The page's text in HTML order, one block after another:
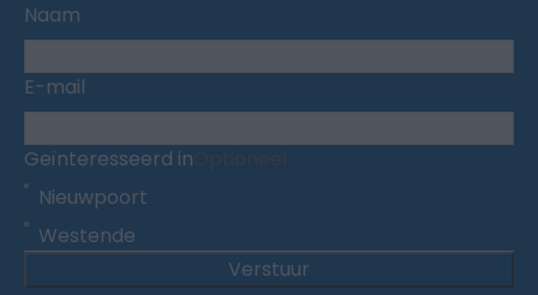
Naam
E-mail
Geïnteresseerd in
Nieuwpoort
Westende
Verstuur